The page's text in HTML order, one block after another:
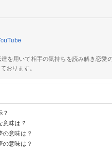
を用いて相手の気持ちを読み解き恋愛
おります。
？
意味は？
の意味は？
の意味は？